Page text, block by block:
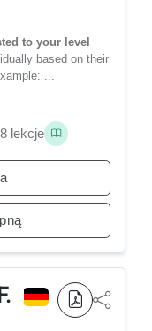
to your level
based on their
...
lekcje